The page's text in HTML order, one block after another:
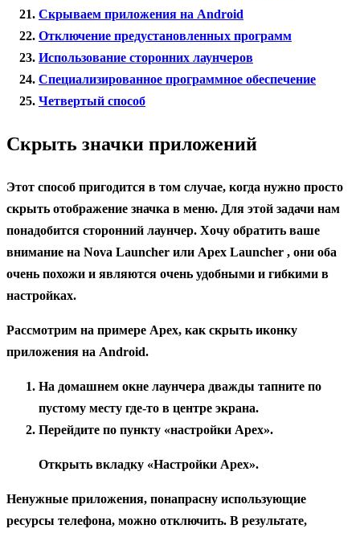
Скрываем приложения на Android
Отключение предустановленных программ
Использование сторонних лаунчеров
Специализированное программное обеспечение
Четвертый способ
Скрыть значки приложений
Этот способ пригодится в том случае, когда нужно просто
скрыть отображение значка в меню. Для этой задачи нам
понадобится сторонний лаунчер. Хочу обратить ваше
внимание на Nova Launcher или Apex Launcher , они оба
очень похожи и являются очень удобными и гибкими в
настройках.
Рассмотрим на примере Apex, как скрыть иконку
приложения на Android.
На домашнем окне лаунчера дважды тапните по
пустому месту где-то в центре экрана.
Перейдите по пункту «настройки Apex».
Открыть вкладку «Настройки Apex».
Ненужные приложения, понапрасну использующие
ресурсы телефона, можно отключить. В результате,